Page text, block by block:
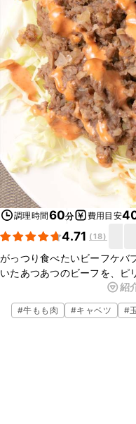
調理時間60分 費用目安
4.71 (18)
がっつり食べたいビーフケバ
いたあつあつのビーフを、ピ
さい。今回はごはんに乗せて
に挟んでも美味しいですよ。
紹
#牛もも肉 #キャベツ #